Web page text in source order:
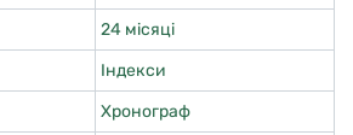
24 місяці
Індекси
Хронограф